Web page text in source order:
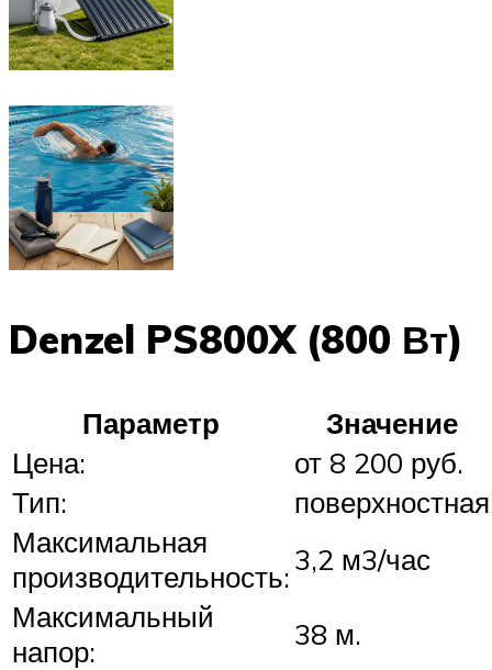
Denzel PS800X (800 Вт)
Параметр
Значение
Цена:
от 8 200 руб.
Тип:
поверхностная
Максимальная
производительность:3,2 м3/час
Максимальный
напор:
38 м.